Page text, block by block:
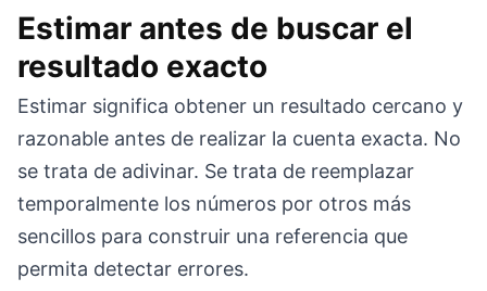
Estimar antes de buscar el
resultado exacto
Estimar significa obtener un resultado cercano y
razonable antes de realizar la cuenta exacta. No
se trata de adivinar. Se trata de reemplazar
temporalmente los números por otros más
sencillos para construir una referencia que
permita detectar errores.